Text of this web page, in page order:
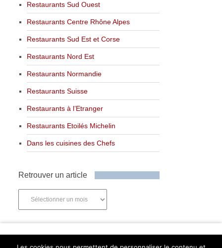
Restaurants Sud Ouest
Restaurants Centre Rhône Alpes
Restaurants Sud Est et Corse
Restaurants Nord Est
Restaurants Normandie
Restaurants Suisse
Restaurants à l’Etranger
Restaurants Etoilés Michelin
Dans les cuisines des Chefs
Retrouver un article